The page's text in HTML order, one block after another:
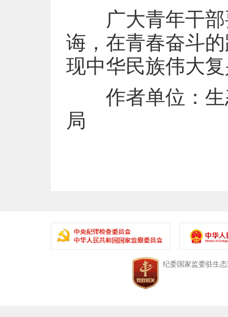
广大青年干部
诲，在青春奋斗
现中华民族伟大
作者单位：生
局
中央纪委国家监委驻生